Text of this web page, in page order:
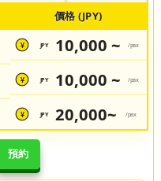
預約
價格 (JPY)
¥ JPY 10,000 ~ /pax
¥ JPY 10,000 ~ /pax
¥ JPY 20,000~ /pax